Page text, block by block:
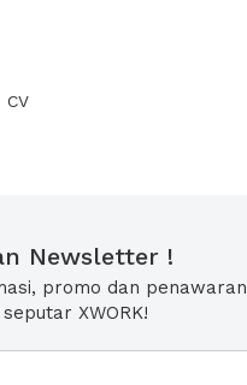
CV
Newsletter !
promo dan penawaran
XWORK!